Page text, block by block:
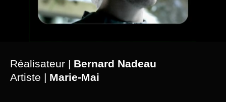
Réalisateur | Bernard Nadeau
Artiste | Marie-Mai